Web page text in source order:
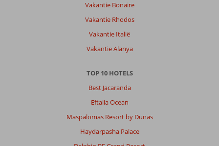
Vakantie Bonaire
Vakantie Rhodos
Vakantie Italië
Vakantie Alanya
TOP 10 HOTELS
Best Jacaranda
Eftalia Ocean
Maspalomas Resort by Dunas
Haydarpasha Palace